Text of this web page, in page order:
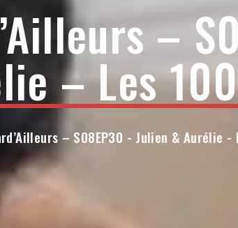
–
– Les
– S08EP30 - Julien & Aurélie